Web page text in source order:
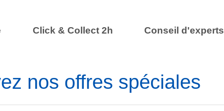
Click & Collect 2h Conseil d'experts
nos offres spéciales